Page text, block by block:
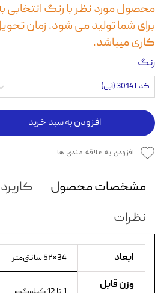
محصول مورد نظر با رنگ
کاری میباشد.
رنگ
کد 3014T (آبی)
افزودن به سبد خرید
افزودن به علاقه مندی ها
مشخصات محصول
نظرات
ابعاد 34×5۲ سانتی‌متر
وزن قابل